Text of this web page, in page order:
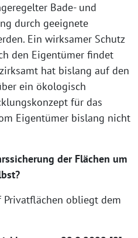
Bade- und
durch geeignete
Ein wirksamer Schutz
den Eigentümer findet
hat bislang auf den
ein ökologisch
für das
Eigentümer bislang nicht
der Flächen um
Privatflächen obliegt dem